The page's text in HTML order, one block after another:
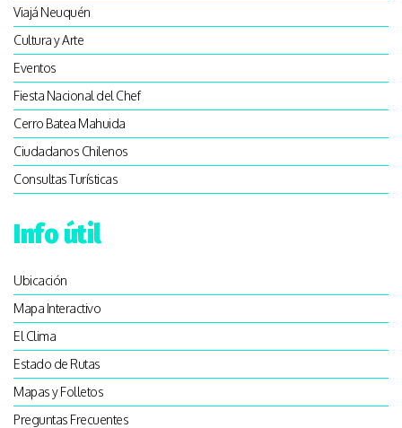
Viajá Neuquén
Cultura y Arte
Eventos
Fiesta Nacional del Chef
Cerro Batea Mahuida
Ciudadanos Chilenos
Consultas Turísticas
Info útil
Ubicación
Mapa Interactivo
El Clima
Estado de Rutas
Mapas y Folletos
Preguntas Frecuentes